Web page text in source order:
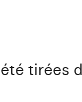
tirées